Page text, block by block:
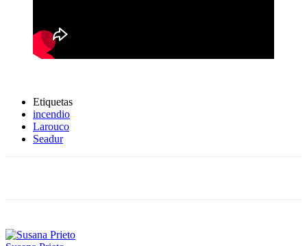
Etiquetas
incendio
Larouco
Seadur